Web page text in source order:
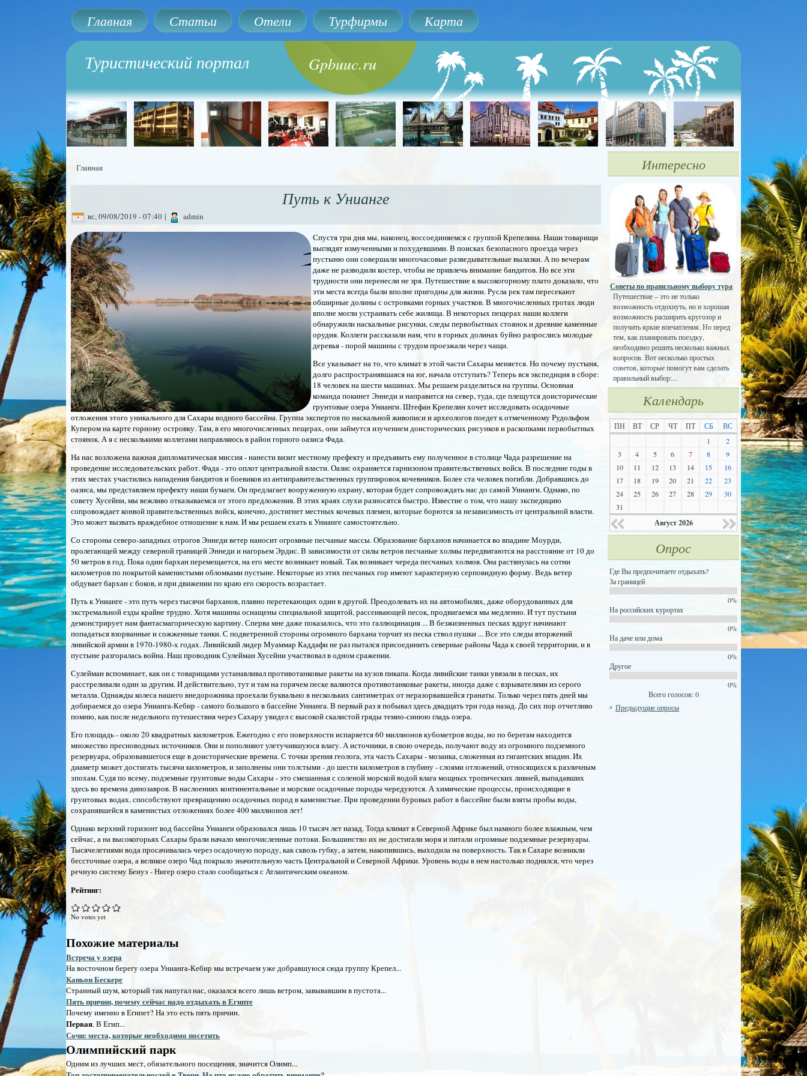
Главная Статьи Отели Турфирмы Карта
Туристический портал Gpbuuc.ru
Вы здесь
Главная
Путь к Унианге
вс, 09/08/2019 - 07:40 |
admin
Спустя три дня мы, наконец, воссоединяемся с группой Крепелина. Наши товарищи
выглядят измученными и похудевшими. В поисках безопасного проезда через
пустыню они совершали многочасовые разведывательные вылазки. А по вечерам
даже не разводили костер, чтобы не привлечь внимание бандитов. Но все эти
трудности они перенесли не зря. Путешествие к высокогорному плато доказало, что
эти места всегда были вполне пригодны для жизни. Русла рек там пересекают
обширные долины с островками горных участков. В многочисленных гротах люди
вполне могли устраивать себе жилища. В некоторых пещерах наши коллеги
обнаружили наскальные рисунки, следы первобытных стоянок и древние каменные
орудия. Коллеги рассказали нам, что в горных долинах буйно разрослись молодые
деревья - порой машины с трудом проезжали через чащи.
Все указывает на то, что климат в этой части Сахары меняется. Но почему пустыня,
долго распространявшаяся на юг, начала отступать? Теперь вся экспедиция в сборе:
18 человек на шести машинах. Мы решаем разделиться на группы. Основная
команда покинет Эннеди и направится на север, туда, где плещутся доисторические
грунтовые озера Унианги. Штефан Крепелин хочет исследовать осадочные
отложения этого уникального для Сахары водного бассейна. Группа экспертов по наскальной живописи и археологов поедет к отмеченному Рудольфом
Купером на карте горному островку. Там, в его многочисленных пещерах, они займутся изучением доисторических рисунков и раскопками первобытных
стоянок. А я с несколькими коллегами направляюсь в район горного оазиса Фада.
На нас возложена важная дипломатическая миссия - нанести визит местному префекту и предъявить ему полученное в столице Чада разрешение на
проведение исследовательских работ. Фада - это оплот центральной власти. Оазис охраняется гарнизоном правительственных войск. В последние годы в
этих местах участились нападения бандитов и боевиков из антиправительственных группировок кочевников. Более ста человек погибли. Добравшись до
оазиса, мы представляем префекту наши бумаги. Он предлагает вооруженную охрану, которая будет сопровождать нас до самой Унианги. Однако, по
совету Хусейни, мы вежливо отказываемся от этого предложения. В этих краях слухи разносятся быстро. Известие о том, что нашу экспедицию
сопровождает конвой правительственных войск, конечно, достигнет местных кочевых племен, которые борются за независимость от центральной власти.
Это может вызвать враждебное отношение к нам. И мы решаем ехать к Унианге самостоятельно.
Со стороны северо-западных отрогов Эннеди ветер наносит огромные песчаные массы. Образование барханов начинается во впадине Моурди,
пролегающей между северной границей Эннеди и нагорьем Эрдис. В зависимости от силы ветров песчаные холмы передвигаются на расстояние от 10 до
50 метров в год. Пока один бархан перемещается, на его месте возникает новый. Так возникает череда песчаных холмов. Она растянулась на сотни
километров по покрытой каменистыми обломками пустыне. Некоторые из этих песчаных гор имеют характерную серповидную форму. Ведь ветер
обдувает бархан с боков, и при движении по краю его скорость возрастает.
Путь к Унианге - это путь через тысячи барханов, плавно перетекающих один в другой. Преодолевать их на автомобилях, даже оборудованных для
экстремальной езды крайне трудно. Хотя машины оснащены специальной защитой, рассеивающей песок, продвигаемся мы медленно. И тут пустыня
демонстрирует нам фантасмагорическую картину. Сперва мне даже показалось, что это галлюцинация ... В безжизненных песках вдруг начинают
попадаться взорванные и сожженные танки. С подветренной стороны огромного бархана торчит из песка ствол пушки ... Все это следы вторжений
ливийской армии в 1970-1980-х годах. Ливийский лидер Муаммар Каддафи не раз пытался присоединить северные районы Чада к своей территории, и в
пустыне разгоралась война. Наш проводник Сулейман Хусейни участвовал в одном сражении.
Сулейман вспоминает, как он с товарищами устанавливал противотанковые ракеты на кузов пикапа. Когда ливийские танки увязали в песках, их
расстреливали один за другим. И действительно, тут и там на горячем песке валяются противотанковые ракеты, иногда даже с взрывателями из серого
металла. Однажды колеса нашего внедорожника проехали буквально в нескольких сантиметрах от неразорвавшейся гранаты. Только через пять дней мы
добираемся до озера Унианга-Кебир - самого большого в бассейне Унианга. В первый раз я побывал здесь двадцать три года назад. До сих пор отчетливо
помню, как после недельного путешествия через Сахару увидел с высокой скалистой гряды темно-синюю гладь озера.
Его площадь - около 20 квадратных километров. Ежегодно с его поверхности испаряется 60 миллионов кубометров воды, но по берегам находится
множество пресноводных источников. Они и пополняют улетучившуюся влагу. А источники, в свою очередь, получают воду из огромного подземного
резервуара, образовавшегося еще в доисторические времена. С точки зрения геолога, эта часть Сахары - мозаика, сложенная из гигантских впадин. Их
диаметр может достигать тысячи километров, и заполнены они толстыми - до шести километров в глубину - слоями отложений, относящихся к различным
эпохам. Судя по всему, подземные грунтовые воды Сахары - это смешанная с соленой морской водой влага мощных тропических ливней, выпадавших
здесь во времена динозавров. В наслоениях континентальные и морские осадочные породы чередуются. А химические процессы, происходящие в
грунтовых водах, способствуют превращению осадочных пород в каменистые. При проведении буровых работ в бассейне были взяты пробы воды,
сохранявшейся в каменистых отложениях более 400 миллионов лет!
Однако верхний горизонт вод бассейна Унианги образовался лишь 10 тысяч лет назад. Тогда климат в Северной Африке был намного более влажным, чем
сейчас, а на высокогорьях Сахары брали начало многочисленные потоки. Большинство их не достигали моря и питали огромные подземные резервуары.
Тысячелетиями вода просачивалась через осадочную породу, как сквозь губку, а затем, накопившись, выходила на поверхность. Так в Сахаре возникли
бессточные озера, а великое озеро Чад покрыло значительную часть Центральной и Северной Африки. Уровень воды в нем настолько поднялся, что через
речную систему Бенуэ - Нигер озеро стало сообщаться с Атлантическим океаном.
Рейтинг:
No votes yet
Похожие материалы
Встреча у озера
На восточном берегу озера Унианга-Кебир мы встречаем уже добравшуюся сюда группу Крепел...
Каньон Бескере
Странный шум, который так напугал нас, оказался всего лишь ветром, завывавшим в пустота...
Пять причин, почему сейчас надо отдыхать в Египте
Почему именно в Египет? На это есть пять причин.
Первая. В Егип...
Сочи: места, которые необходимо посетить
Олимпийский парк
Одним из лучших мест, обязательного посещения, значится Олимп...
Интересно
Советы по правильному выбору тура
Путешествие – это не только
возможность отдохнуть, но и хорошая
возможность расширить кругозор и
получить яркие впечатления. Но перед
тем, как планировать поездку,
необходимо решить несколько важных
вопросов. Вот несколько простых
советов, которые помогут вам сделать
правильный выбор:...
Календарь
ПН ВТ СР ЧТ ПТ СБ
ВС
1
2
3
4 5 6 7 8
9
10
11 12 13 14 15
16
17
18 19 20 21 22
23
24
25 26 27 28 29
30
31
Август 2026
Опрос
Где Вы предпочитаете отдыхать?
За границей
0%
На российских курортах
0%
На даче или дома
0%
Другое
0%
Всего голосов: 0
Предыдущие опросы